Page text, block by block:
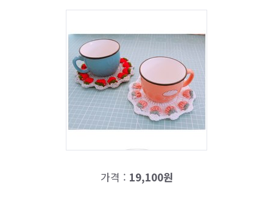
가격 : 19,100원